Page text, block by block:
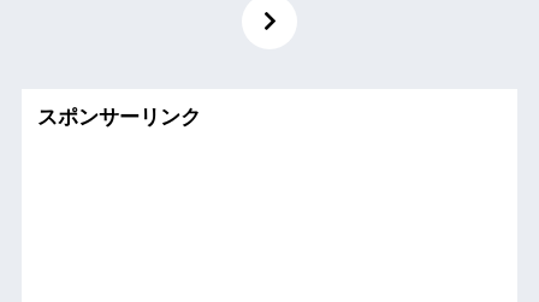
スポンサーリンク